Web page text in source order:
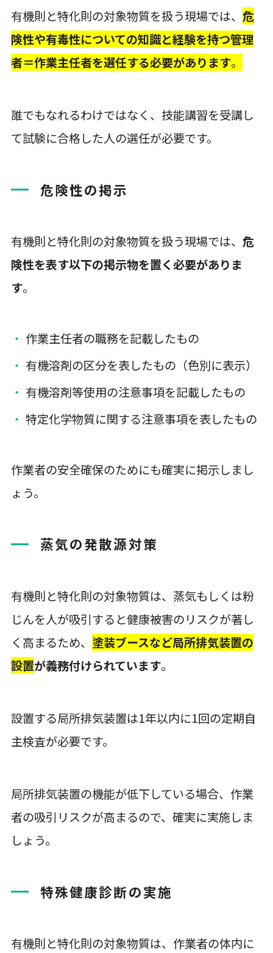
有機則と特化則の対象物質を扱う現場では、 危
険性や有毒性についての知識と経験を持つ管理
者＝作業主任者を選任する必要があります。
誰でもなれるわけではなく、技能講習を受講し
て試験に合格した人の選任が必要です。
危険性の掲示
有機則と特化則の対象物質を扱う現場では、 危
険性を表す以下の掲示物を置く必要がありま
す。
作業主任者の職務を記載したもの
有機溶剤の区分を表したもの（色別に表示）
有機溶剤等使用の注意事項を記載したもの
特定化学物質に関する注意事項を表したもの
作業者の安全確保のためにも確実に掲示しまし
ょう。
蒸気の発散源対策
有機則と特化則の対象物質は、蒸気もしくは粉
じんを人が吸引すると健康被害のリスクが著し
く高まるため、 塗装ブースなど局所排気装置の
設置が義務付けられています。
設置する局所排気装置は1年以内に1回の定期自
主検査が必要です。
局所排気装置の機能が低下している場合、作業
者の吸引リスクが高まるので、確実に実施しま
しょう。
特殊健康診断の実施
有機則と特化則の対象物質は、作業者の体内に